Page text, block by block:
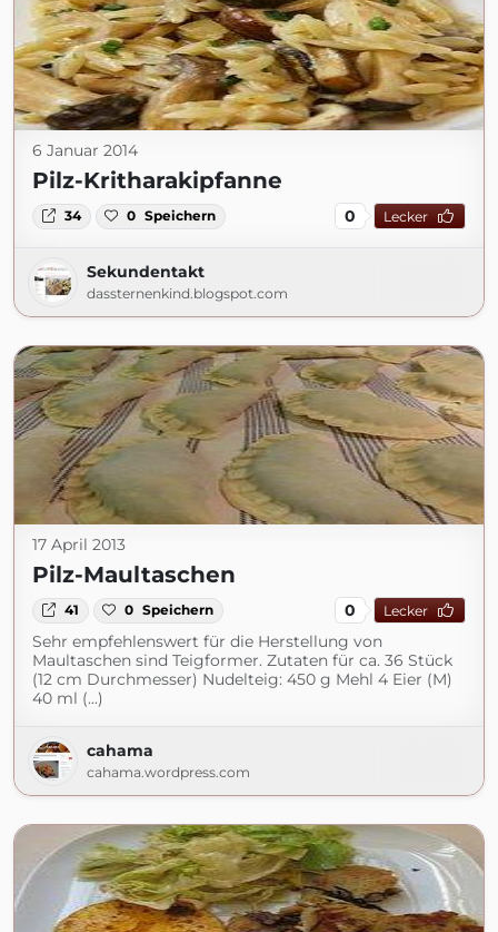
6 Januar 2014
Pilz-Kritharakipfanne
34 0 Speichern 0 Lecker
Sekundentakt
dassternenkind.blogspot.com
17 April 2013
Pilz-Maultaschen
41 0 Speichern 0 Lecker
Sehr empfehlenswert für die Herstellung von
Maultaschen sind Teigformer. Zutaten für ca. 36 Stück
(12 cm Durchmesser) Nudelteig: 450 g Mehl 4 Eier (M)
40 ml (...)
cahama
cahama.wordpress.com